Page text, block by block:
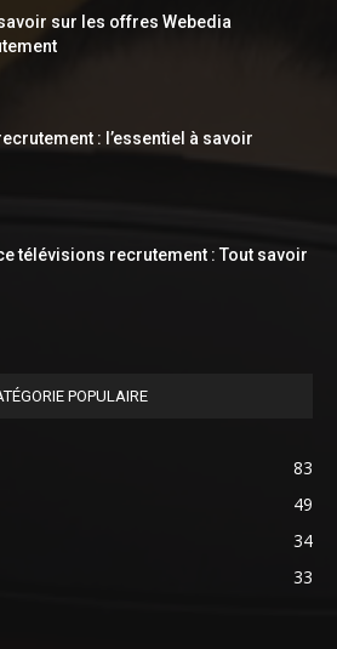
sur les offres Webedia
: l’essentiel à savoir
télévisions recrutement : Tout savoir
POPULAIRE
83
49
34
33